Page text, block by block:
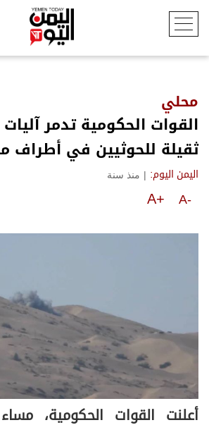
محلي
القوات الحكومية تدمر
ثقيلة للحوثيين في أطراف
اليمن اليوم: | منذ سنة
A-
A+
أعلنت القوات الحكومية،